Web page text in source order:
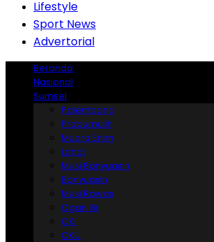
Lifestyle
Sport News
Advertorial
Beranda
Nasional
Sumsel
Palembang
Prabumulih
Muara Enim
Lahat
Musi Banyuasin
Banyuasin
Musi Rawas
Ogan Ilir
OKI
OKU